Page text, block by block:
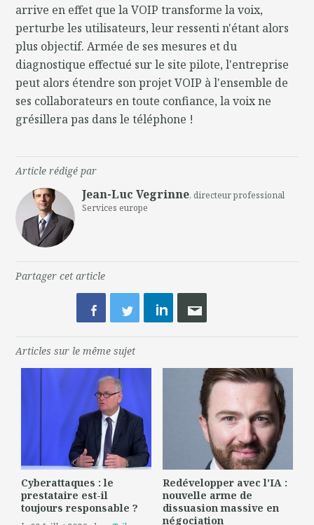
arrive en effet que la VOIP transforme la voix,
perturbe les utilisateurs, leur ressenti n'étant alors
plus objectif. Armée de ses mesures et du
diagnostique effectué sur le site pilote, l'entreprise
peut alors étendre son projet VOIP à l'ensemble de
ses collaborateurs en toute confiance, la voix ne
grésillera pas dans le téléphone !
Article rédigé par
Jean-Luc Vegrinne, directeur professional
Services europe
Partager cet article
Articles sur le même sujet
Cyberattaques : le
prestataire est-il
toujours responsable ?
Redévelopper avec l'IA :
nouvelle arme de
dissuasion massive en
négociation